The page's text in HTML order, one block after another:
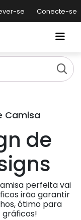
se Conecte-se
Camisa
de
perfeita vai
irão garantir
ótimo para
gráficos!